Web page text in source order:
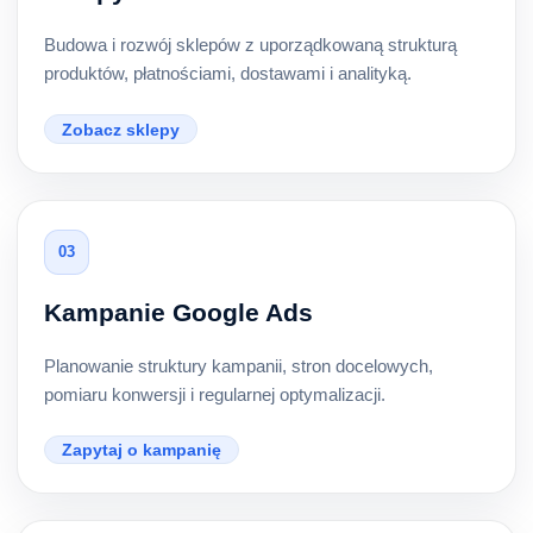
Budowa i rozwój sklepów z uporządkowaną strukturą
produktów, płatnościami, dostawami i analityką.
Zobacz sklepy
03
Kampanie Google Ads
Planowanie struktury kampanii, stron docelowych,
pomiaru konwersji i regularnej optymalizacji.
Zapytaj o kampanię